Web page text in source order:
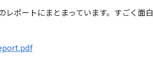
ポートにまとまっています。すごく面白